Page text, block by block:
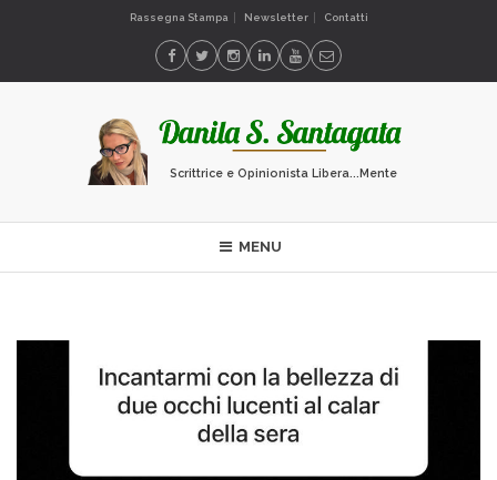
Rassegna Stampa Newsletter Contatti
Scrittrice e Opinionista Libera...Mente
MENU